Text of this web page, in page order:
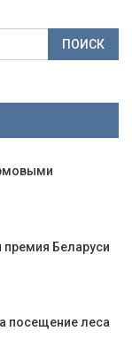
Беларуси
посещение леса